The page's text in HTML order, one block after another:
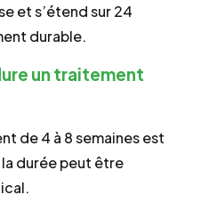
et s’étend sur 24
durable.
un traitement
de 4 à 8 semaines est
la durée peut être